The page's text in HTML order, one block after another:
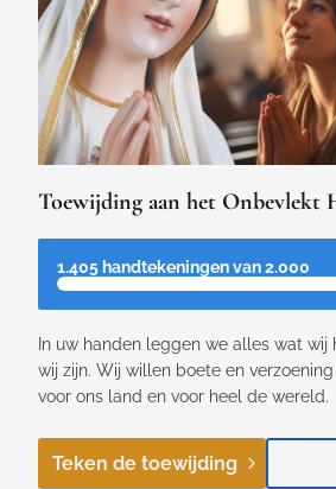
Toewijding aan het Onbevlekt
1.405 handtekeningen van 2.000
In uw handen leggen we alles wat wij
wij zijn. Wij willen boete en
voor ons land en voor heel de wereld.
Teken de toewijding